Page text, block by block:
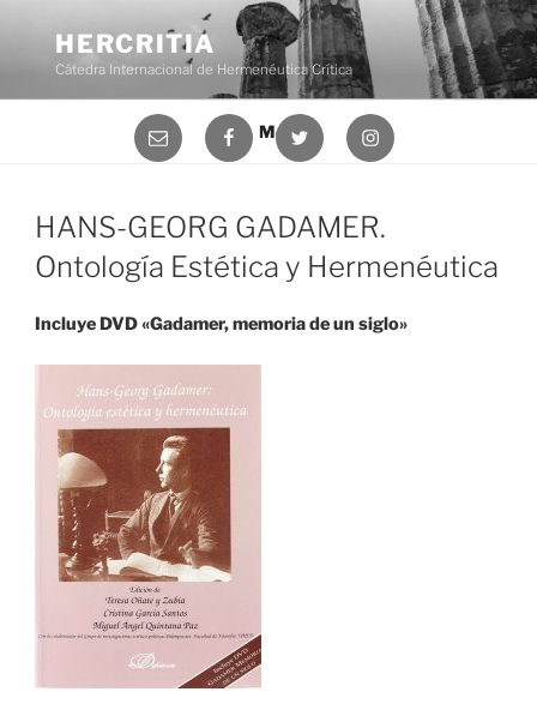
contenido
HERCRITIA
Cátedra Internacional de Hermenéutica Crítica
Menú
HANS-GEORG GADAMER.
Ontología Estética y Hermenéutica
Incluye DVD «Gadamer, memoria de un siglo»
Correo
electrónico
FacebookTwitter Instagram